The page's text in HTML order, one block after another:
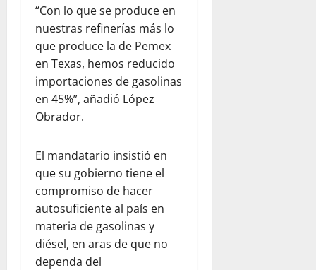
“Con lo que se produce en
nuestras refinerías más lo
que produce la de Pemex
en Texas, hemos reducido
importaciones de gasolinas
en 45%”, añadió López
Obrador.
El mandatario insistió en
que su gobierno tiene el
compromiso de hacer
autosuficiente al país en
materia de gasolinas y
diésel, en aras de que no
dependa del